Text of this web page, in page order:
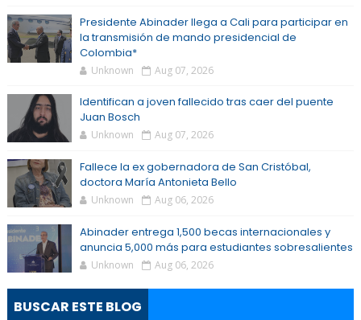
Presidente Abinader llega a Cali para participar en
la transmisión de mando presidencial de
Colombia*
Unknown Aug 07, 2026
Identifican a joven fallecido tras caer del puente
Juan Bosch
Unknown Aug 07, 2026
Fallece la ex gobernadora de San Cristóbal,
doctora María Antonieta Bello
Unknown Aug 06, 2026
Abinader entrega 1,500 becas internacionales y
anuncia 5,000 más para estudiantes sobresalientes
Unknown Aug 06, 2026
BUSCAR ESTE BLOG